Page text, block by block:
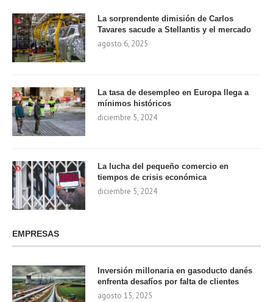
La sorprendente dimisión de Carlos
Tavares sacude a Stellantis y el mercado
agosto 6, 2025
La tasa de desempleo en Europa llega a
mínimos históricos
diciembre 5, 2024
La lucha del pequeño comercio en
tiempos de crisis económica
diciembre 5, 2024
EMPRESAS
Inversión millonaria en gasoducto danés
enfrenta desafíos por falta de clientes
agosto 15, 2025